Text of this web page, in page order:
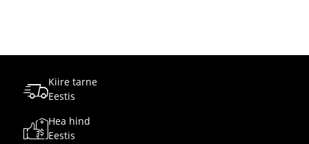
Kiire tarne
Eestis
Hea hind
Eestis